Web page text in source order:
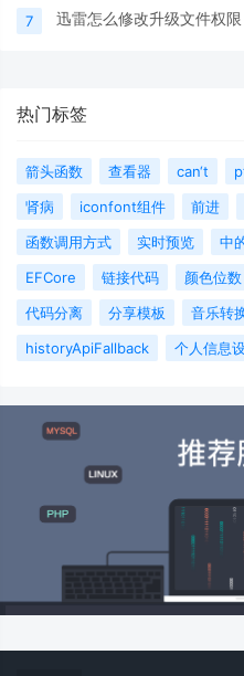
7 迅雷怎么修改升级文件权
热门标签
箭头函数 查看器 can‘t
肾病
iconfont组件 前进
函数调用方式
实时预览 中
EFCore
链接代码 颜色位数
代码分离
分享模板 音乐转
historyApiFallback
个人信息